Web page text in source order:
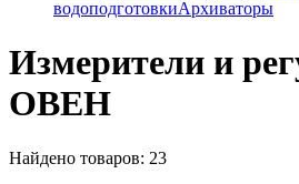
водоподготовкиАрхиваторы
Измерители и
ОВЕН
Найдено товаров: 23